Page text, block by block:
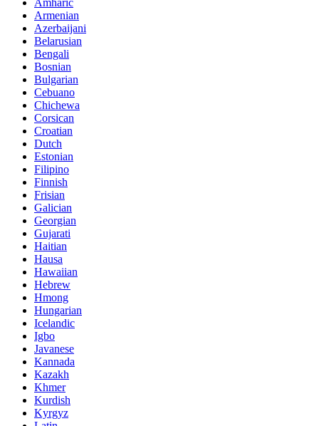
Armenian
Azerbaijani
Belarusian
Bengali
Bosnian
Bulgarian
Cebuano
Chichewa
Corsican
Croatian
Dutch
Estonian
Filipino
Finnish
Frisian
Galician
Georgian
Gujarati
Haitian
Hausa
Hawaiian
Hebrew
Hmong
Hungarian
Icelandic
Igbo
Javanese
Kannada
Kazakh
Khmer
Kurdish
Kyrgyz